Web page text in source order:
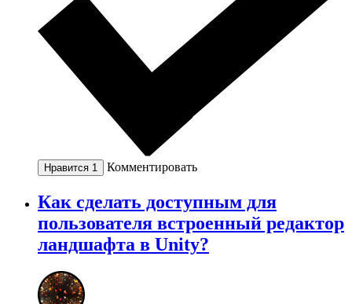
Нравится 1 Комментировать
Как сделать доступным для
пользователя встроенный редактор
ландшафта в Unity?